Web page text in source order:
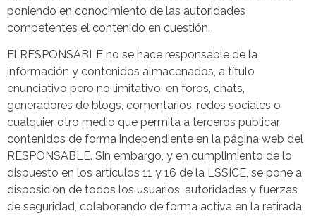
poniendo en conocimiento de las autoridades
competentes el contenido en cuestión.
El RESPONSABLE no se hace responsable de la
información y contenidos almacenados, a título
enunciativo pero no limitativo, en foros, chats,
generadores de blogs, comentarios, redes sociales o
cualquier otro medio que permita a terceros publicar
contenidos de forma independiente en la página web del
RESPONSABLE. Sin embargo, y en cumplimiento de lo
dispuesto en los artículos 11 y 16 de la LSSICE, se pone a
disposición de todos los usuarios, autoridades y fuerzas
de seguridad, colaborando de forma activa en la retirada